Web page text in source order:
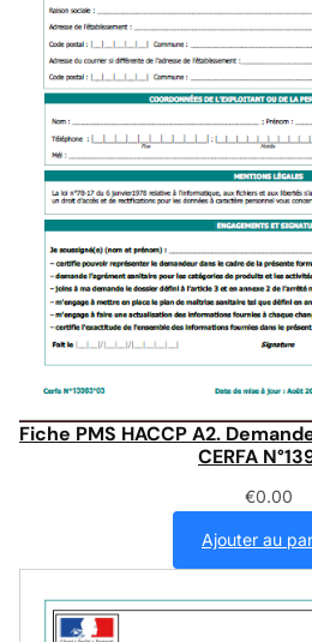
Fiche PMS HACCP A2.
CERFA
€0.00
Ajouter au